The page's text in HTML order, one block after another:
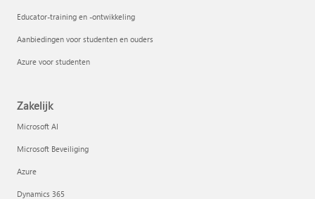
Educator-training en -ontwikkeling
Aanbiedingen voor studenten en ouders
Azure voor studenten
Zakelijk
Microsoft AI
Microsoft Beveiliging
Azure
Dynamics 365